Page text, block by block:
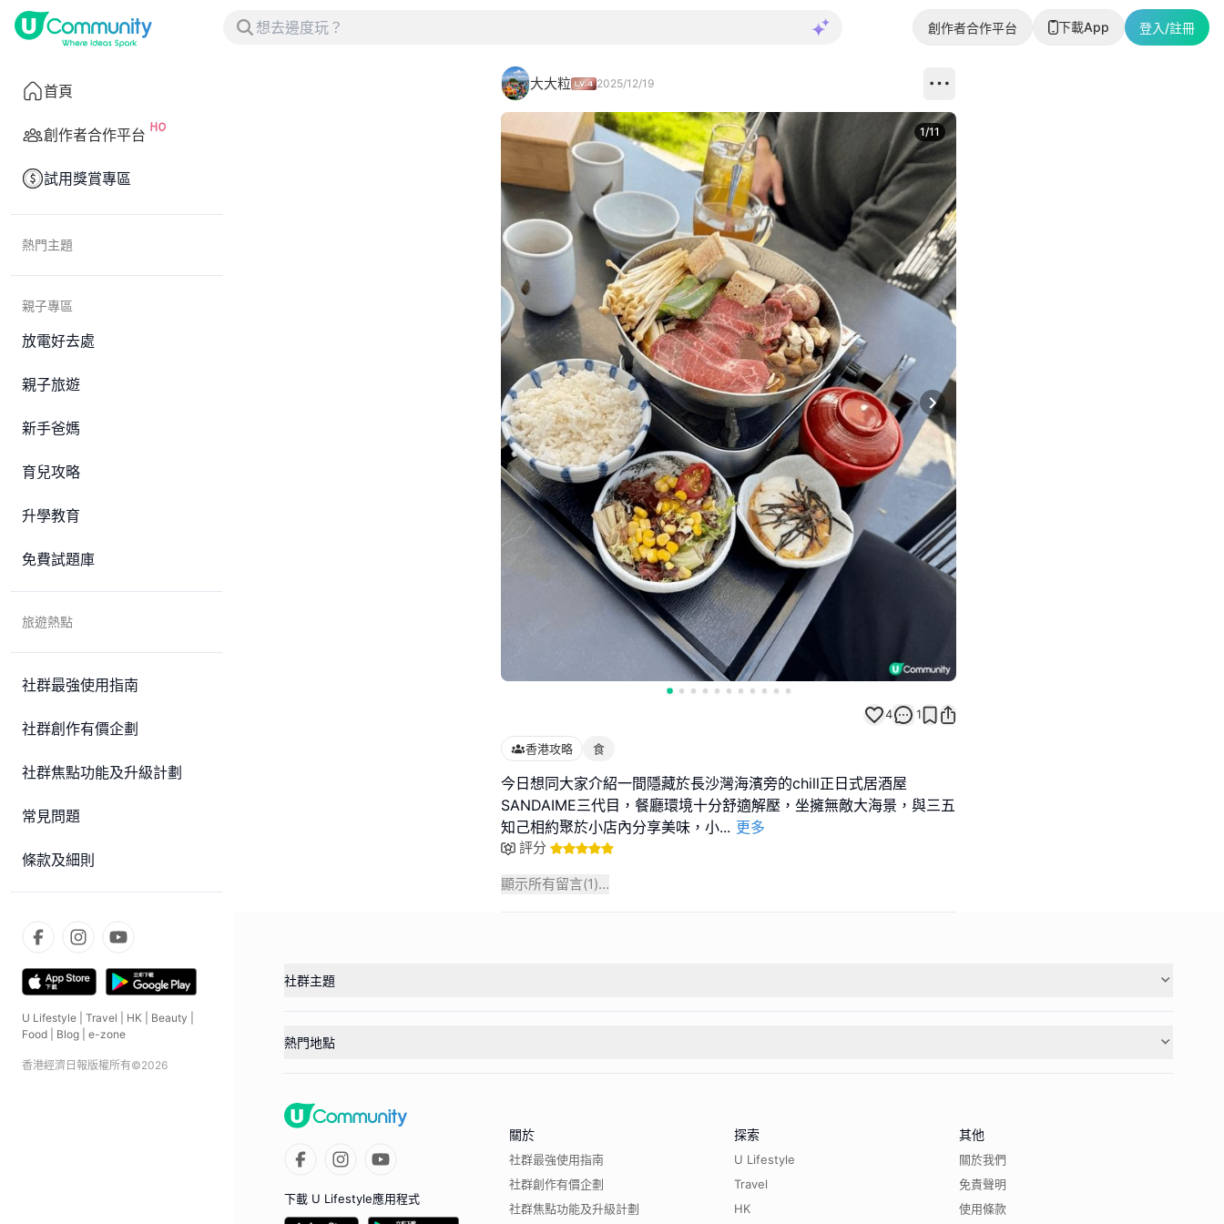
創作者合作平台 下載App 登入/註冊
首頁
創作者合作平台
試用獎賞專區
熱門主題
親子專區
放電好去處
親子旅遊
新手爸媽
育兒攻略
升學教育
免費試題庫
旅遊熱點
社群最強使用指南
社群創作有價企劃
社群焦點功能及升級計劃
常見問題
條款及細則
U Lifestyle Travel HK Beauty
Food
Blog e-zone
香港經濟日報版權所有©2026
大大粒 2025/12/19
Next slide
1/11
4 1
香港攻略 食
今日想同大家介紹一間隱藏於長沙灣海濱旁的chill正日式居酒屋
SANDAIME三代目，餐廳環境十分舒適解壓，坐擁無敵大海景，與三五
知己相約聚於小店內分享美味，小... 更多
評分
顯示所有留言(1)...
社群主題
熱門地點
下載 U Lifestyle應用程式
關於
社群最強使用指南
社群創作有價企劃
社群焦點功能及升級計劃
探索
U Lifestyle
Travel
HK
其他
關於我們
免責聲明
使用條款